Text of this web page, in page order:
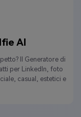
AI
Il Generatore di
per LinkedIn, foto
casual, estetici e